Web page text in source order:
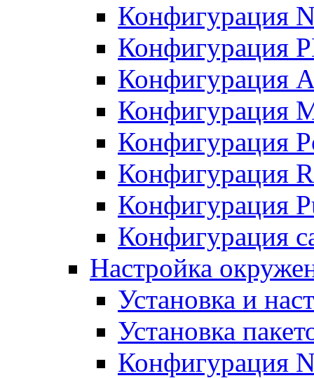
Конфигурация
Конфигурация
Конфигурация
Конфигурация
Конфигурация
Конфигурация
Конфигурация
Конфигурация
Настройка
Установка и
Установка
Конфигурация